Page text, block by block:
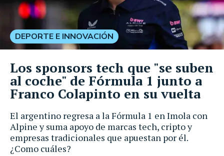
El argentino regresa a la Fórmula 1 en Imola con
Alpine y suma apoyo de marcas tech, cripto y
empresas tradicionales que apuestan por él.
¿Como cuáles?
DEPORTE E INNOVACIÓN
Los sponsors tech que "se suben
al coche" de Fórmula 1 junto a
Franco Colapinto en su vuelta